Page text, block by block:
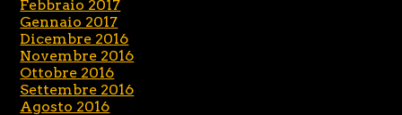
Febbraio 2017
Gennaio 2017
Dicembre 2016
Novembre 2016
Ottobre 2016
Settembre 2016
Agosto 2016